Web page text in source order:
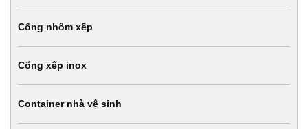
Cổng nhôm xếp
Cổng xếp inox
Container nhà vệ sinh